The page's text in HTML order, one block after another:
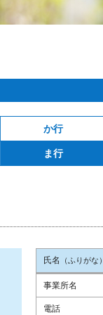
か行
ま行
氏名 （ふりがな
事業所名
電話